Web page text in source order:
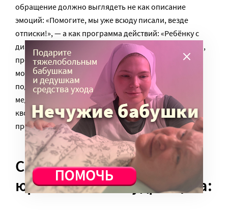
обращение должно выглядеть не как описание
эмоций: «Помогите, мы уже всюду писали, везде
отписки!», — а как программа действий: «Ребёнку с
диагнозом таким-то, назначено лечение – операция,
препараты. Получить его от государства мы не
можем». Причём каждый шаг необходимо
подтверждать сканами документов – выпиской из
медицинской карточки и ИПР, отказом в выдаче
квоты, направлением в клинику, счётом из неё и
прочее.
Ситуацию комментирует
юристНаталья Кудрявцева: